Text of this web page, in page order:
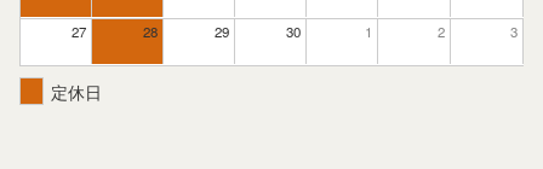
27 28 29 30 1 2 3
定休日